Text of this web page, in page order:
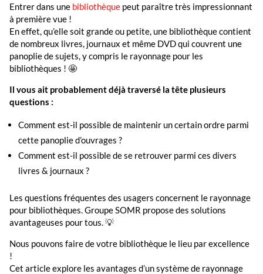
Entrer dans une bibliothèquepeut paraître très impressionnant
à première vue !
En effet, qu’elle soit grande ou petite, une bibliothèque contient
de nombreux livres, journaux et même DVD qui couvrent une
panoplie de sujets, y compris le rayonnage pour les
bibliothèques ! 🤩
Il vous ait probablement déjà traversé la tête plusieurs
questions :
Comment est-il possible de maintenir un certain ordre parmi
cette panoplie d’ouvrages ?
Comment est-il possible de se retrouver parmi ces divers
livres & journaux ?
Les questions fréquentes des usagers concernent le rayonnage
pour bibliothèques. Groupe SOMR propose des solutions
avantageuses pour tous. 💡
Nous pouvons faire de votre bibliothèque le lieu par excellence
!
Cet article explore les avantages d’un système de rayonnage